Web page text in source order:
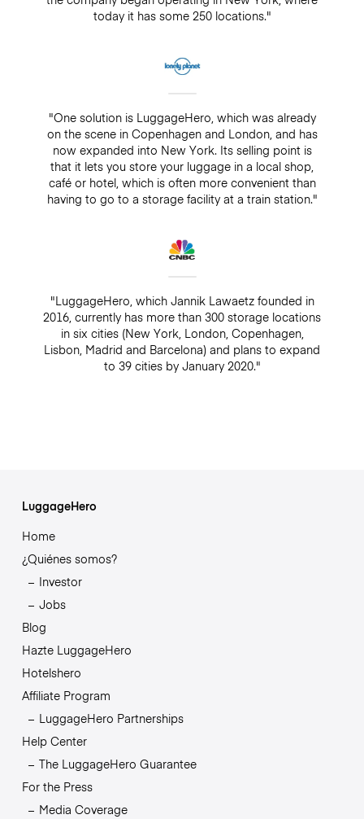
today it has some 250 locations."
"One solution is LuggageHero, which was already
on the scene in Copenhagen and London, and has
now expanded into New York. Its selling point is
that it lets you store your luggage in a local shop,
café or hotel, which is often more convenient than
having to go to a storage facility at a train station."
"LuggageHero, which Jannik Lawaetz founded in
2016, currently has more than 300 storage locations
in six cities (New York, London, Copenhagen,
Lisbon, Madrid and Barcelona) and plans to expand
to 39 cities by January 2020."
LuggageHero
Home
¿Quiénes somos?
Investor
Jobs
Blog
Hazte LuggageHero
Hotelshero
Affiliate Program
LuggageHero Partnerships
Help Center
The LuggageHero Guarantee
For the Press
Media Coverage